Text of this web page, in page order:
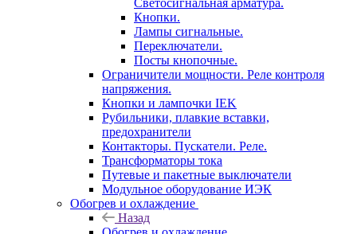
Кнопки.
Лампы сигнальные.
Переключатели.
Посты кнопочные.
Ограничители мощности. Реле контроля
напряжения.
Кнопки и лампочки IEK
Рубильники, плавкие вставки,
предохранители
Контакторы. Пускатели. Реле.
Трансформаторы тока
Путевые и пакетные выключатели
Модульное оборудование ИЭК
Обогрев и охлаждение
Назад